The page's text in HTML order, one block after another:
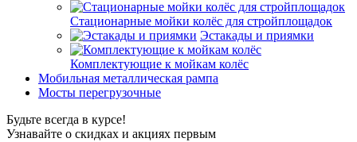
Стационарные мойки колёс для стройплощадок
Эстакады и приямки
Комплектующие к мойкам колёс
Мобильная металлическая рампа
Мосты перегрузочные
Будьте всегда в курсе!
Узнавайте о скидках и акциях первым